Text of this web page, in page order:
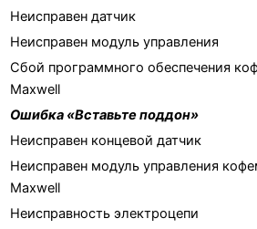
Неисправен датчик
Неисправен модуль управления
Сбой программного обеспечения
Maxwell
Ошибка «Вставьте поддон»
Неисправен концевой датчик
Неисправен модуль управления
Maxwell
Неисправность электроцепи